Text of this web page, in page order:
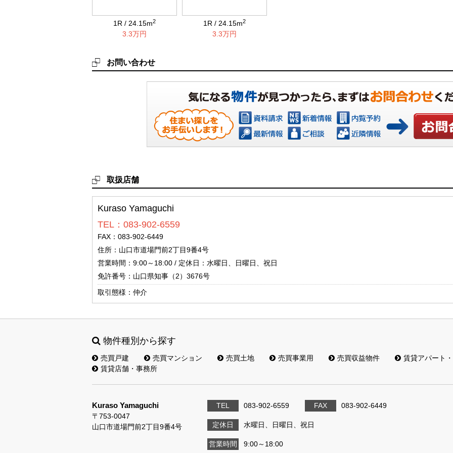
1R / 24.15m2
3.3万円
1R / 24.15m2
3.3万円
お問い合わせ
取扱店舗
Kuraso Yamaguchi
TEL：083-902-6559
FAX：083-902-6449
住所：山口市道場門前2丁目9番4号
営業時間：9:00～18:00 / 定休日：水曜日、日曜日、祝日
免許番号：山口県知事（2）3676号
取引態様：仲介
物件種別から探す
売買戸建 売買マンション 売買土地 売買事業用 売買収益物件
賃貸アパート
賃貸店舗・事務所
Kuraso Yamaguchi
〒753-0047
山口市道場門前2丁目9番4号
TEL 083-902-6559 FAX 083-902-6449
定休日 水曜日、日曜日、祝日
営業時間 9:00～18:00